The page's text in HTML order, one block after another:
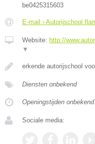
be0425315603
E-mail › Autorijschool
Website: http://
▼
erkende autorijschool
Diensten onbekend
Openingstijden onbekend
Sociale media: